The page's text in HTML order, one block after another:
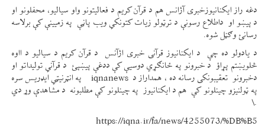
دغه راز ایکنانیوزخبری آژانس هم د قرآن کریم د فعالیتونو واو سیالیو، محفلونو او
د پيښو او داطلاع رسونې د ترټولو زیات کتونکي ویب پاڼې په زمیینې کې برلاسه
رسانئ وګڼل شوه.
د یادولو ده چې د ایکنانیوز قرآنی خبری اژآنس د قرآن کریم د سیالیو د ااوه
څلويښتم پړاؤ د خبرونو په ځانګړي دوسیې کې ددغې پيښېئ د قرآني تولیداتو او
دخبرونو تعقیبونکی رسانه ده ، همداراز د iqnanews په انټرنیټي ایډریس سره
په ټولنیزو چینلونو کې هم د ایکنانیوز په چینلونو کې مطلبونه د مشاهدې وړ دي
.\
https://iqna.ir/fa/news/4255073/%DB%B5